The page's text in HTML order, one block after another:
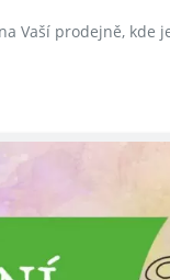
Vaší prodejně, kde